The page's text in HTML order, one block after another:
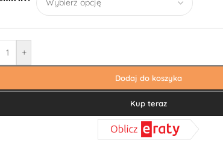
+
Dodaj do koszyka
Kup teraz